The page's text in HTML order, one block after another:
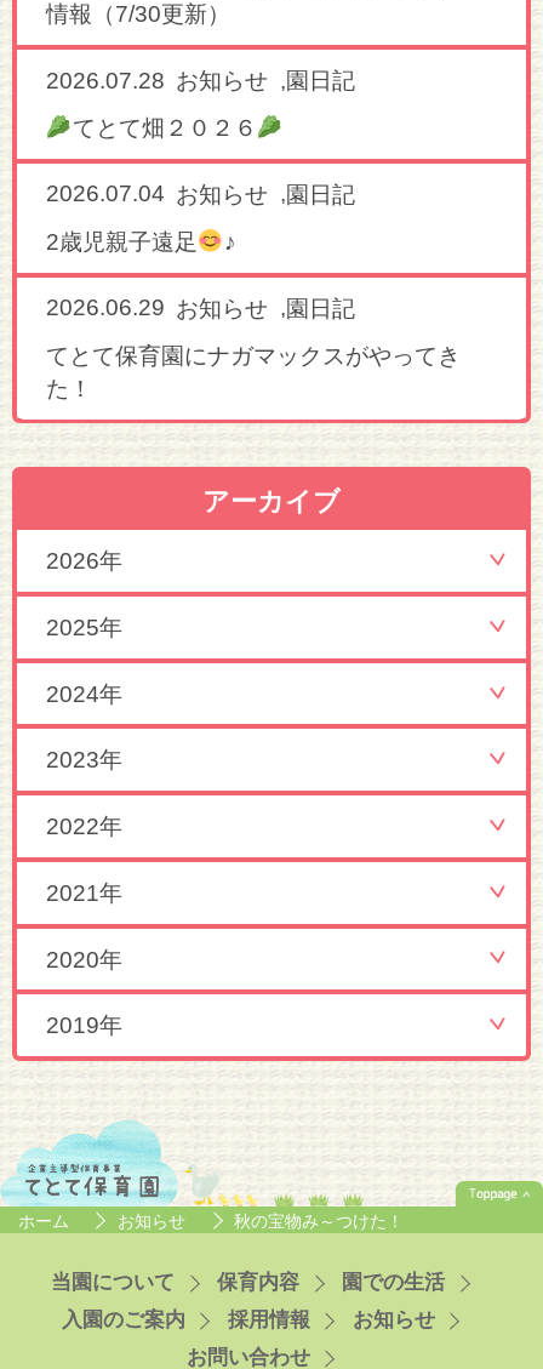
情報（7/30更新）
2026.07.28 お知らせ ,園日記
てとて畑２０２６
2026.07.04 お知らせ ,園日記
2歳児親子遠足
♪
2026.06.29 お知らせ ,園日記
てとて保育園にナガマックスがやってき
た！
アーカイブ
2026年
2025年
2024年
2023年
2022年
2021年
2020年
2019年
ホーム お知らせ 秋の宝物み～つけた！
当園について 保育内容
園での生活
入園のご案内
採用情報
お知らせ
お問い合わせ